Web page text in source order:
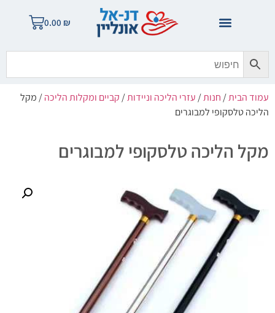
0.00 ₪
עמוד הבית/חנות/עזרי הליכה וניידות/קביים ומקלות הליכה/ מקל
הליכה טלסקופי למבוגרים
מקל הליכה טלסקופי למבוגרים